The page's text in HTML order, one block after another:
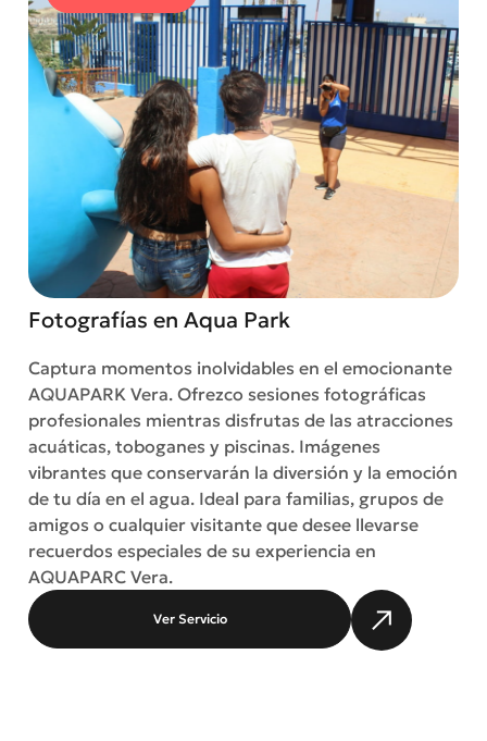
Fotografías en Aqua Park
Captura momentos inolvidables en el emocionante
AQUAPARK Vera. Ofrezco sesiones fotográficas
profesionales mientras disfrutas de las atracciones
acuáticas, toboganes y piscinas. Imágenes
vibrantes que conservarán la diversión y la emoción
de tu día en el agua. Ideal para familias, grupos de
amigos o cualquier visitante que desee llevarse
recuerdos especiales de su experiencia en
AQUAPARC Vera.
Ver Servicio